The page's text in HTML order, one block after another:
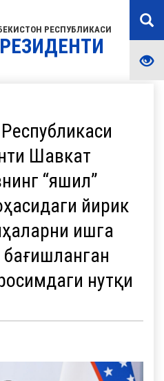
РЕСПУБЛИКАСИ
Шавкат
“яшил”
йирик
ишга
нутқи